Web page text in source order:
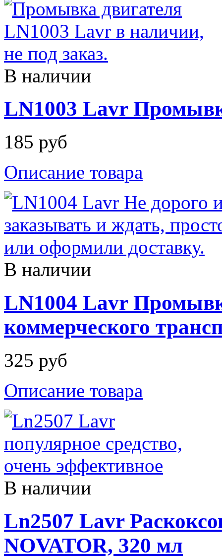
В наличии
LN1003 Lavr
185 руб
Описание товара
В наличии
LN1004 Lavr
коммерческого
325 руб
Описание товара
В наличии
Ln2507 Lavr
NOVATOR, 320 мл